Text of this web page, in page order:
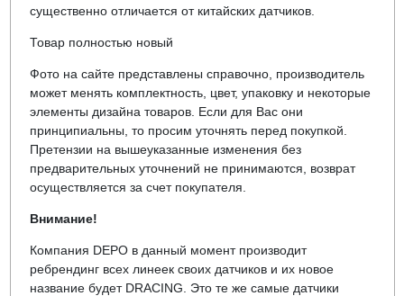
существенно отличается от китайских датчиков.
Товар полностью новый
Фото на сайте представлены справочно, производитель
может менять комплектность, цвет, упаковку и некоторые
элементы дизайна товаров. Если для Вас они
принципиальны, то просим уточнять перед покупкой.
Претензии на вышеуказанные изменения без
предварительных уточнений не принимаются, возврат
осуществляется за счет покупателя.
Внимание!
Компания DEPO в данный момент производит
ребрендинг всех линеек своих датчиков и их новое
название будет DRACING. Это те же самые датчики